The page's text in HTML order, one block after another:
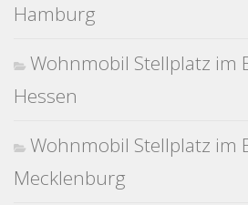
Hamburg
Wohnmobil Stellplatz im
Hessen
Wohnmobil Stellplatz im
Mecklenburg